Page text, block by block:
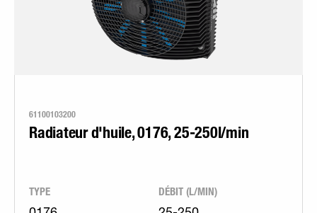
61100103200
Radiateur d'huile, 0176, 25-250l/min
TYPE DÉBIT (L/MIN)